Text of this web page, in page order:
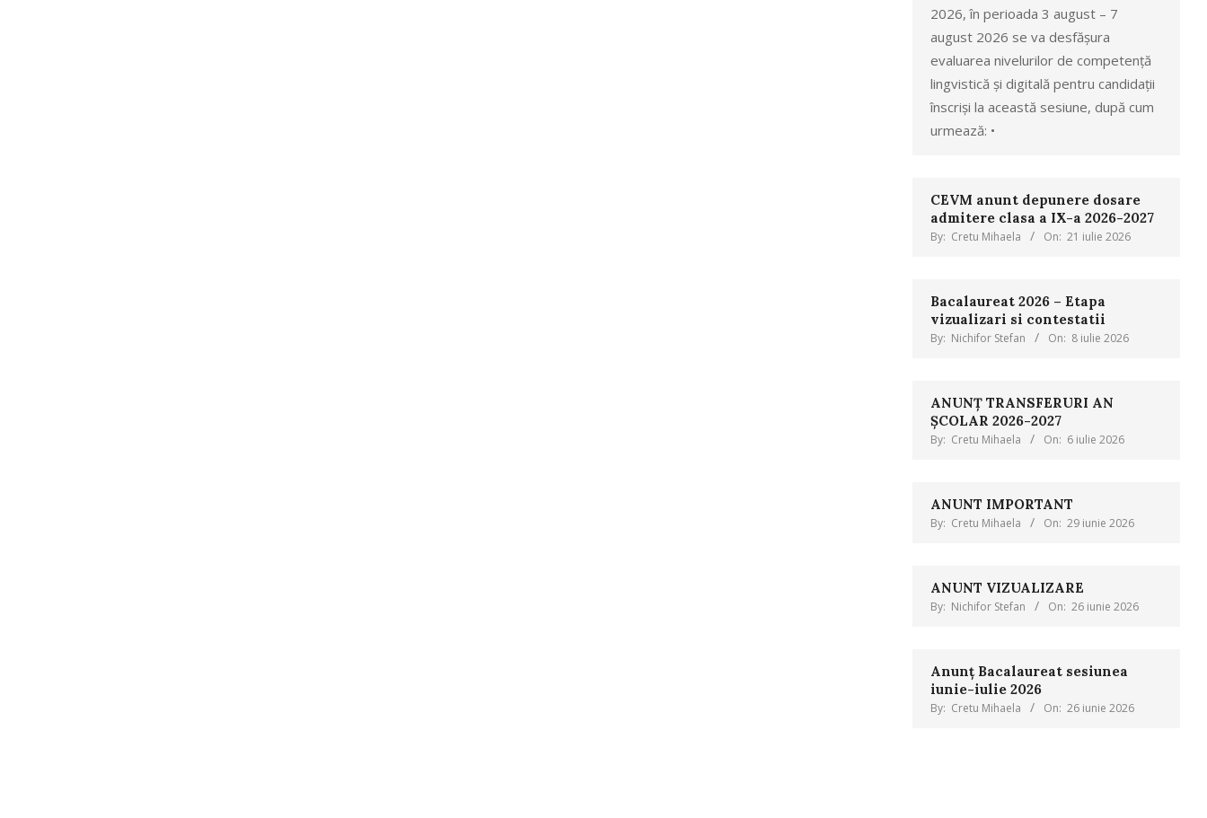
2026, în perioada 3 august – 7
august 2026 se va desfășura
evaluarea nivelurilor de competență
lingvistică și digitală pentru candidații
înscriși la această sesiune, după cum
urmează: •
CEVM anunt depunere dosare
admitere clasa a IX-a 2026-2027
By: Cretu Mihaela On: 21 iulie 2026
Bacalaureat 2026 – Etapa
vizualizari si contestatii
By: Nichifor Stefan On: 8 iulie 2026
ANUNȚ TRANSFERURI AN
ȘCOLAR 2026-2027
By: Cretu Mihaela On: 6 iulie 2026
ANUNT IMPORTANT
By: Cretu Mihaela On: 29 iunie 2026
ANUNT VIZUALIZARE
By: Nichifor Stefan On: 26 iunie 2026
Anunț Bacalaureat sesiunea
iunie-iulie 2026
By: Cretu Mihaela On: 26 iunie 2026